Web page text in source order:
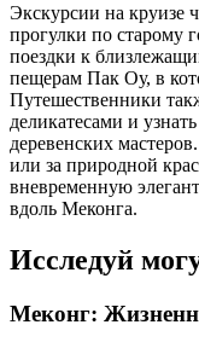
Экскурсии на круизе
прогулки по старому
поездки к
пещерам Пак Оу, в
Путешественники
деликатесами и
деревенских
или за природной
вневременную
вдоль Меконга.
Исследуй
Меконг: